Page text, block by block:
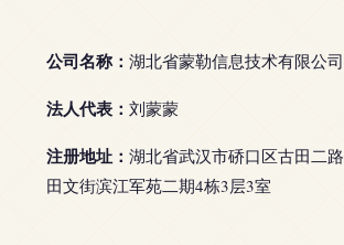
公司名称： 湖北省蒙勒信息技术有限公司
法人代表： 刘蒙蒙
注册地址： 湖北省武汉市硚口区古田二路
田文街滨江军苑二期4栋3层3室